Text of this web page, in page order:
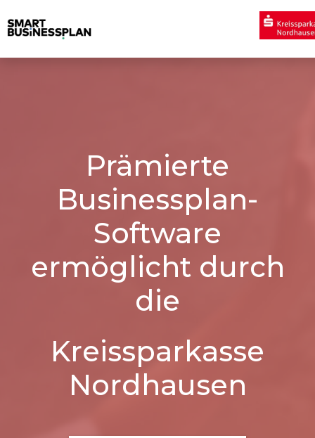
Prämierte
Businessplan-
Software
ermöglicht durch
die
Kreissparkasse
Nordhausen